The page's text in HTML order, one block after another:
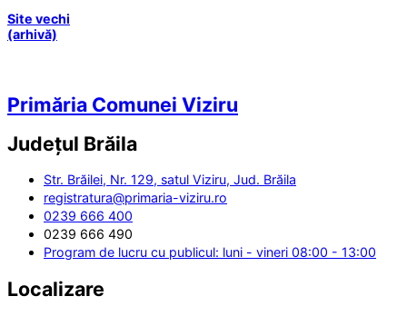
Site vechi
(arhivă)
Primăria Comunei Viziru
Județul Brăila
Str. Brăilei, Nr. 129, satul Viziru, Jud. Brăila
registratura@primaria-viziru.ro
0239 666 400
0239 666 490
Program de lucru cu publicul: luni - vineri 08:00 - 13:00
Localizare